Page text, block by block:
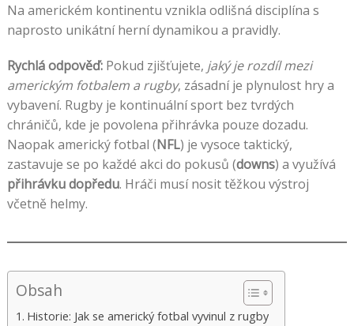
Na americkém kontinentu vznikla odlišná disciplína s
naprosto unikátní herní dynamikou a pravidly.
Rychlá odpověď:Pokud zjišťujete, jaký je rozdíl mezi
americkým fotbalem a rugby, zásadní je plynulost hry a
vybavení. Rugby je kontinuální sport bez tvrdých
chráničů, kde je povolena přihrávka pouze dozadu.
Naopak americký fotbal (NFL) je vysoce taktický,
zastavuje se po každé akci do pokusů (downs) a využívá
přihrávku dopředu. Hráči musí nosit těžkou výstroj
včetně helmy.
Obsah
Historie: Jak se americký fotbal vyvinul z rugby